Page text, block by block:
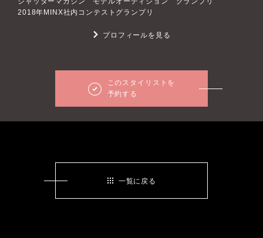
2018年MINX社内コンテストグランプリ
プロフィールを見る
このスタイリストを
予約する
一覧に戻る